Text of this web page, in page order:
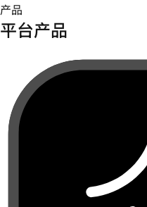
产品
平台产品